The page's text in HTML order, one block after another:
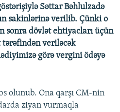
Səttar Bəhlulzadə
sakinlərinə verilib. Çünki o
sonra dövlət ehtiyacları üçün
veriləcək
görə vergini ödəyə
olunub. Ona qarşı CM-nin
ziyan vurmaqla